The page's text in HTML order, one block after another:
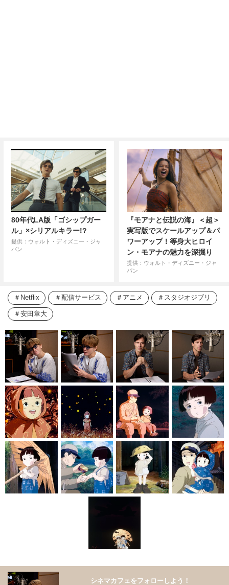
80年代LA版「ゴシップガー
ル」×シリアルキラー!?
提供：ウォルト・ディズニー・ジャ
パン
『モアナと伝説の海』＜超＞
実写版でスケールアップ＆パ
ワーアップ！等身大ヒロイ
ン・モアナの魅力を深掘り
提供：ウォルト・ディズニー・ジャ
パン
Netflix 配信サービス アニメ スタジオジブリ
安田章大
シネマカフェをフォローしよう！